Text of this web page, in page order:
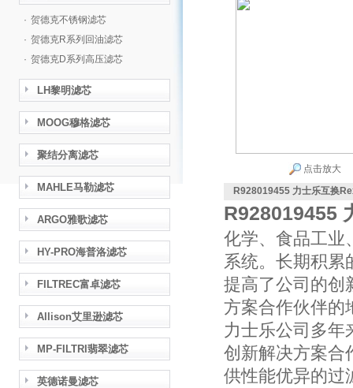
· 贺德克不锈钢滤芯
· 贺德克R系列回油滤芯
· 贺德克D系列高压滤芯
LH黎明滤芯
MOOG穆格滤芯
聚结分离滤芯
MAHLE马勒滤芯
ARGO雅歌滤芯
HY-PRO海普洛滤芯
FILTREC富卓滤芯
Allison艾里逊滤芯
MP-FILTRI翡翠滤芯
英德诺曼滤芯
点击放大
R928019455 力士乐互换
R928019455
化学、食品工业
系统。长期积累
提高了公司的创
方案合作伙伴的
力士乐公司多年
创新解决方案合
供性能优异的过